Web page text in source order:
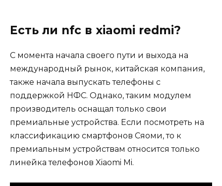
Есть ли nfc в xiaomi redmi?
С момента начала своего пути и выхода на
международный рынок, китайская компания,
также начала выпускать телефоны с
поддержкой НФС. Однако, таким модулем
производитель оснащал только свои
премиальные устройства. Если посмотреть на
классификацию смартфонов Сяоми, то к
премиальным устройствам относится только
линейка телефонов Xiaomi Mi.